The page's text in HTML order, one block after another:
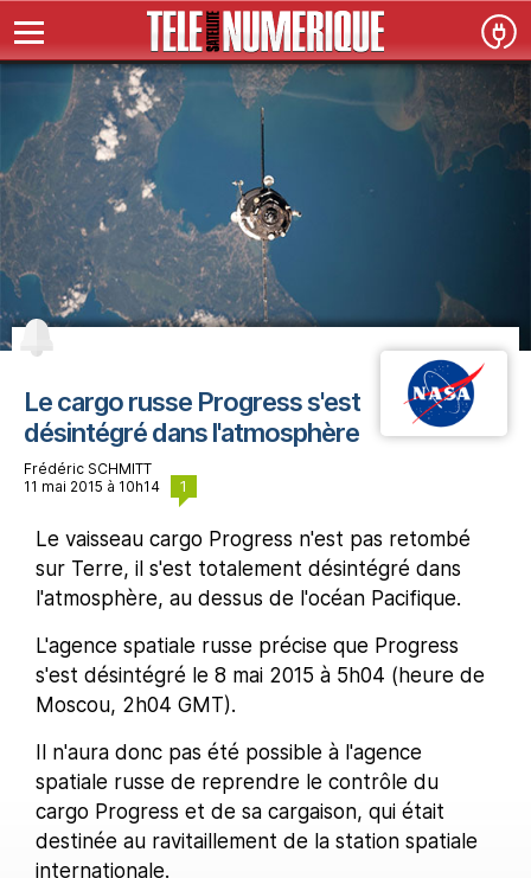
Le cargo russe Progress s'est
désintégré dans l'atmosphère
Frédéric SCHMITT
11 mai 2015 à 10h14
1
Le vaisseau cargo Progress n'est pas retombé
sur Terre, il s'est totalement désintégré dans
l'atmosphère, au dessus de l'océan Pacifique.
L'agence spatiale russe précise que Progress
s'est désintégré le 8 mai 2015 à 5h04 (heure de
Moscou, 2h04 GMT).
Il n'aura donc pas été possible à l'agence
spatiale russe de reprendre le contrôle du
cargo Progress et de sa cargaison, qui était
destinée au ravitaillement de la station spatiale
internationale.